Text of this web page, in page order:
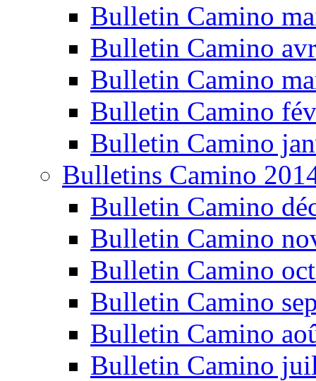
Bulletin Camino
Bulletin Camino
Bulletin Camino
Bulletin Camino
Bulletin Camino
Bulletins Camino
Bulletin Camino
Bulletin Camino
Bulletin Camino
Bulletin Camino
Bulletin Camino
Bulletin Camino